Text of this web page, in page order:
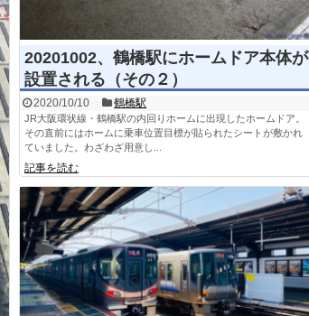
20201002、鶴橋駅にホームドア本体が
設置される（その２）
2020/10/10 鶴橋駅
JR大阪環状線・鶴橋駅の内回りホームに出現したホームドア。
その直前にはホームに乗車位置目標が貼られたシートが敷かれ
ていました。わざわざ用意し...
記事を読む